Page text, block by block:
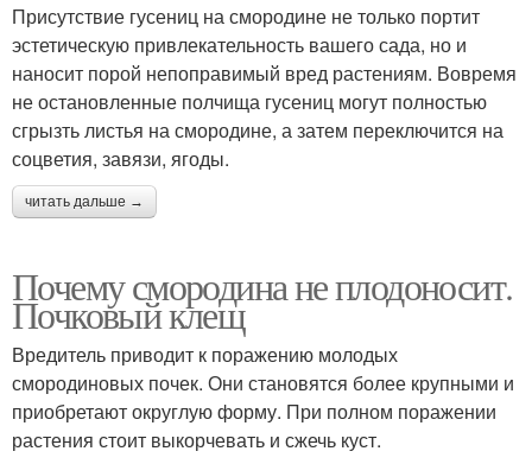
Присутствие гусениц на смородине не только портит
эстетическую привлекательность вашего сада, но и
наносит порой непоправимый вред растениям. Вовремя
не остановленные полчища гусениц могут полностью
сгрызть листья на смородине, а затем переключится на
соцветия, завязи, ягоды.
читать дальше →
Почему смородина не плодоносит.
Почковый клещ
Вредитель приводит к поражению молодых
смородиновых почек. Они становятся более крупными и
приобретают округлую форму. При полном поражении
растения стоит выкорчевать и сжечь куст.